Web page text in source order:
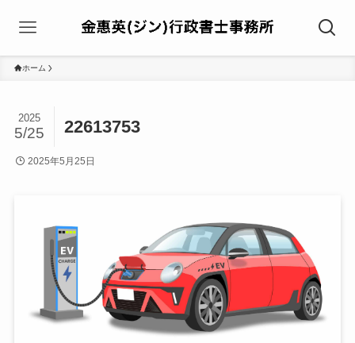
ホーム
22613753
2025
5/25
2025年5月25日